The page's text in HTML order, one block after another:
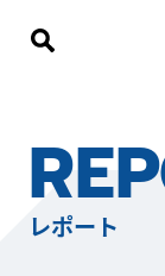
レポート